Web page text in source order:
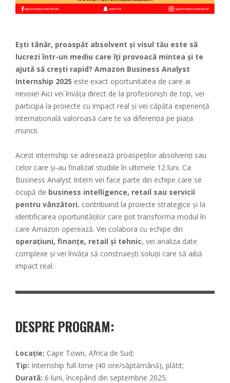
Ești tânăr, proaspăt absolvent și visul tău este să
lucrezi într-un mediu care îți provoacă mintea și te
ajută să crești rapid? Amazon Business Analyst
Internship 2025 este exact oportunitatea de care ai
nevoie! Aici vei învăța direct de la profesioniști de top, vei
participa la proiecte cu impact real și vei căpăta experiență
internațională valoroasă care te va diferenția pe piața
muncii.
Acest internship se adresează proaspeților absolvenți sau
celor care și-au finalizat studiile în ultimele 12 luni. Ca
Business Analyst Intern vei face parte din echipe care se
ocupă de business intelligence, retail sau servicii
pentru vânzători, contribuind la proiecte strategice și la
identificarea oportunităților care pot transforma modul în
care Amazon operează. Vei colabora cu echipe din
operațiuni, finanțe, retail și tehnic, vei analiza date
complexe și vei învăța să construiești soluții care să aibă
impact real.
DESPRE PROGRAM:
Locație: Cape Town, Africa de Sud;
Tip: Internship full-time (40 ore/săptămână), plătit;
Durată: 6 luni, începând din septembrie 2025.